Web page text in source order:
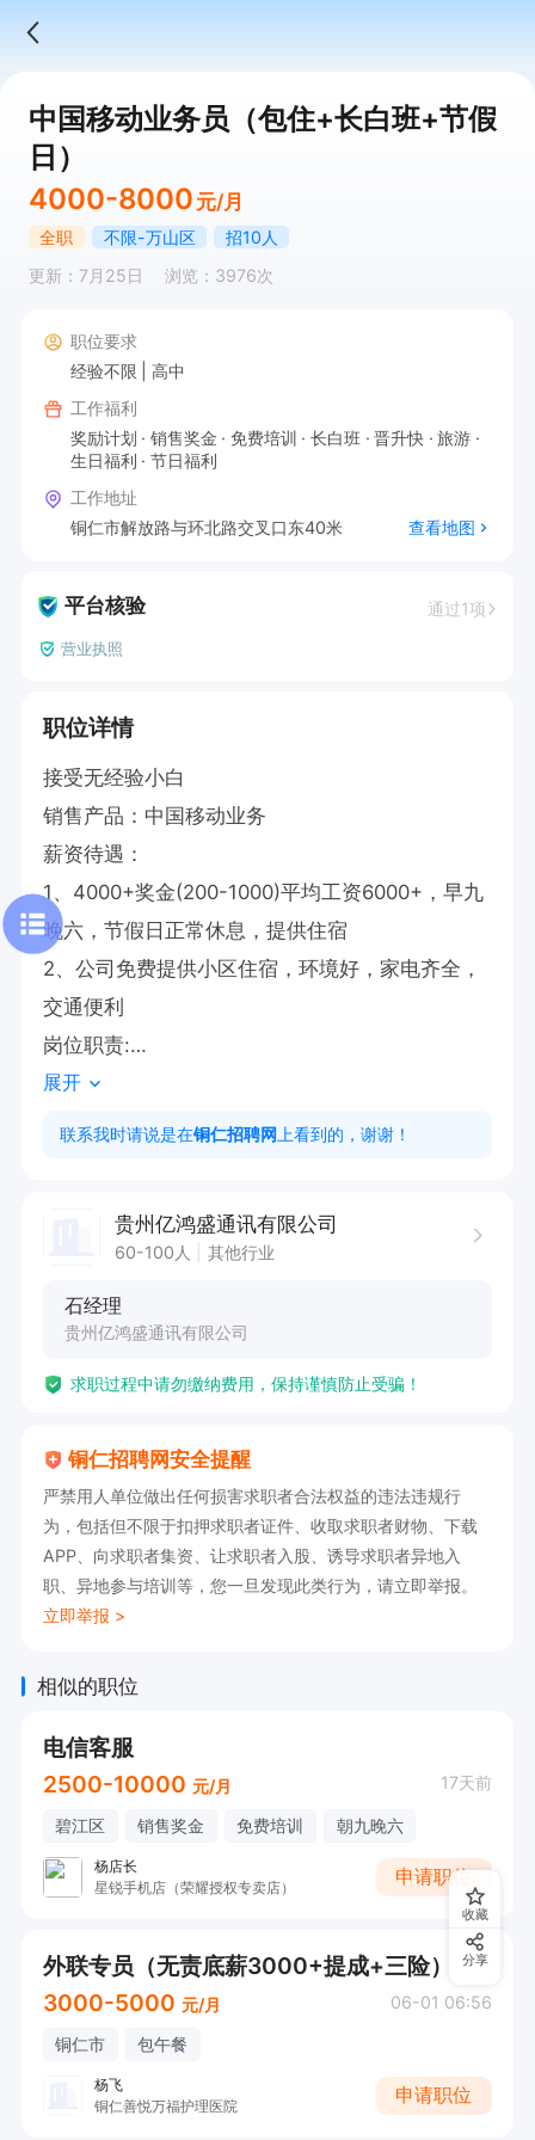
中国移动业务员（包住+长白班+节假
日）
4000-8000 元/月
全职 不限-万山区
招10人
更新：7月25日
浏览：3976次
职位要求
经验不限
高中
工作福利
奖励计划
销售奖金 免费培训 长白班 晋升快
旅游
生日福利
节日福利
工作地址
铜仁市解放路与环北路交叉口东40米
查看地图
平台核验 通过1项
营业执照
职位详情
接受无经验小白
销售产品：中国移动业务
薪资待遇：
1、4000+奖金(200-1000)平均工资6000+，早九
晚六，节假日正常休息，提供住宿
2、公司免费提供小区住宿，环境好，家电齐全，
交通便利
岗位职责:
1、主要在驻点区域负责协助主管完成岗位的工作
2、负责客户档案管理、了解5G互联网相关信息
任职要求:
色的沟通 表达能力，
2、目标明确坚定、工作勤奋。
展开
联系我时请说是在铜仁招聘网 上看到的，谢谢！
贵州亿鸿盛通讯有限公司
60-100人 其他行业
石经理
贵州亿鸿盛通讯有限公司
求职过程中请勿缴纳费用，保持谨慎防止受骗！
铜仁招聘网安全提醒
严禁用人单位做出任何损害求职者合法权益的违法违规行
为，包括但不限于扣押求职者证件、收取求职者财物、下载
APP、向求职者集资、让求职者入股、诱导求职者异地入
职、异地参与培训等，您一旦发现此类行为，请立即举报。
立即举报 >
相似的职位
电信客服
2500-10000 元/月 17天前
碧江区 销售奖金 免费培训 朝九晚六
杨店长
星锐手机店（荣耀授权专卖店）
申请职位
外联专员（无责底薪3000+提成+三险）
3000-5000 元/月 06-01 06:56
铜仁市 包午餐
杨飞
铜仁善悦万福护理医院
申请职位
收藏
分享